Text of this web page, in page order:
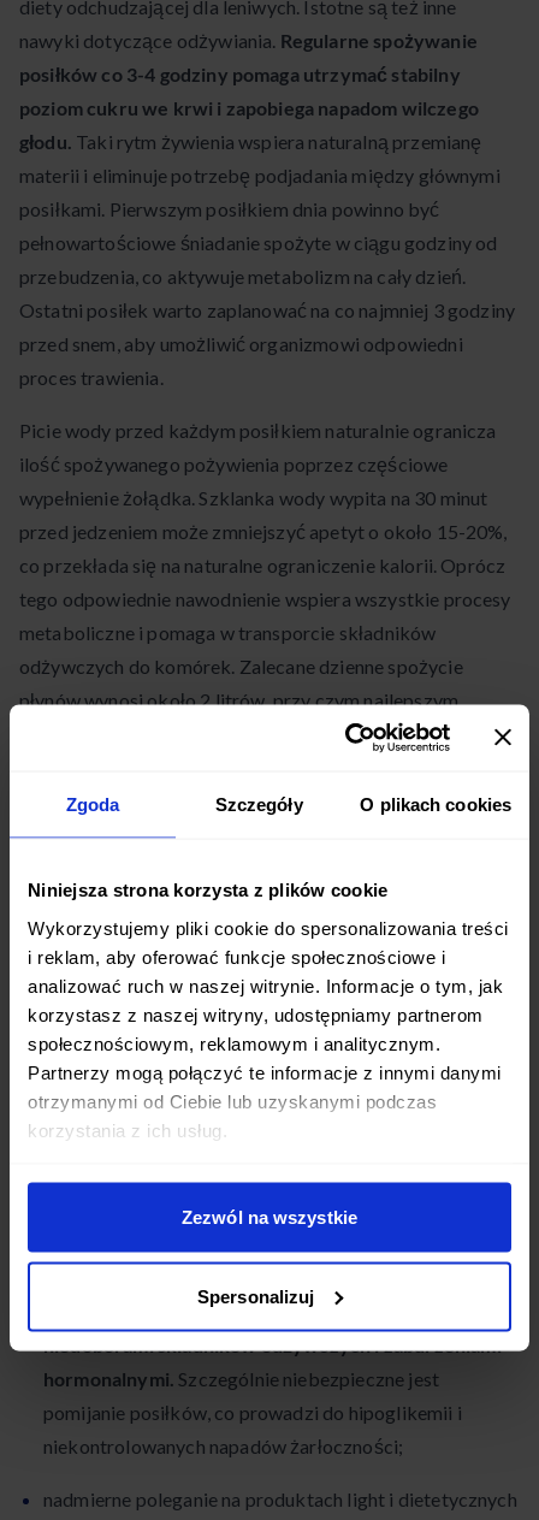
Zgoda Szczegóły O plikach cookies
Niniejsza strona korzysta z plików cookie
Wykorzystujemy pliki cookie do spersonalizowania treści
i reklam, aby oferować funkcje społecznościowe i
analizować ruch w naszej witrynie. Informacje o tym, jak
korzystasz z naszej witryny, udostępniamy partnerom
społecznościowym, reklamowym i analitycznym.
Partnerzy mogą połączyć te informacje z innymi danymi
otrzymanymi od Ciebie lub uzyskanymi podczas
korzystania z ich usług.
Zezwól na wszystkie
Spersonalizuj
diety odchudzającej dla leniwych. Istotne są też inne
nawyki dotyczące odżywiania. Regularne spożywanie
posiłków co 3-4 godziny pomaga utrzymać stabilny
poziom cukru we krwi i zapobiega napadom wilczego
głodu. Taki rytm żywienia wspiera naturalną przemianę
materii i eliminuje potrzebę podjadania między głównymi
posiłkami. Pierwszym posiłkiem dnia powinno być
pełnowartościowe śniadanie spożyte w ciągu godziny od
przebudzenia, co aktywuje metabolizm na cały dzień.
Ostatni posiłek warto zaplanować na co najmniej 3 godziny
przed snem, aby umożliwić organizmowi odpowiedni
proces trawienia.
Picie wody przed każdym posiłkiem naturalnie ogranicza
ilość spożywanego pożywienia poprzez częściowe
wypełnienie żołądka. Szklanka wody wypita na 30 minut
przed jedzeniem może zmniejszyć apetyt o około 15-20%,
co przekłada się na naturalne ograniczenie kalorii. Oprócz
tego odpowiednie nawodnienie wspiera wszystkie procesy
metaboliczne i pomaga w transporcie składników
odżywczych do komórek. Zalecane dzienne spożycie
płynów wynosi około 2 litrów, przy czym najlepszym
wyborem jest czysta woda, herbaty ziołowe oraz zupy na
Błędy w odchudzaniu bez nadzoru
specjalisty
Osoby, które chcą stracić na wadze, powinny wcześniej
skonsultować się wcześniej ze specjalistą. Istnieje bowiem
ryzyko, że popełnią błędy. Do najczęstszych należy:
drastyczne ograniczenie kalorii poniżej podstawowej
przemiany materii może prowadzić do spowolnienia
metabolizmu i efektu jo-jo. Organizm, otrzymując zbyt
węglowodany lub tłuszcze, może skutkować
niedoborami składników odżywczych i zaburzeniami
hormonalnymi.Szczególnie niebezpieczne jest
pomijanie posiłków, co prowadzi do hipoglikemii i
niekontrolowanych napadów żarłoczności;
nadmierne poleganie na produktach light i dietetycznych